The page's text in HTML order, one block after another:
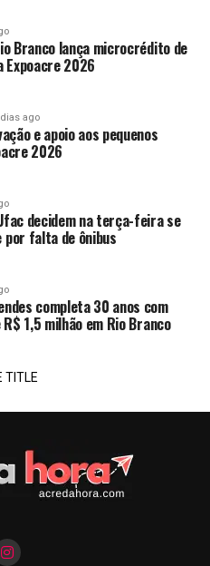
Branco lança microcrédito de
Expoacre 2026
ago
e apoio aos pequenos
2026
decidem na terça-feira se
por falta de ônibus
completa 30 anos com
1,5 milhão em Rio Branco
TITLE